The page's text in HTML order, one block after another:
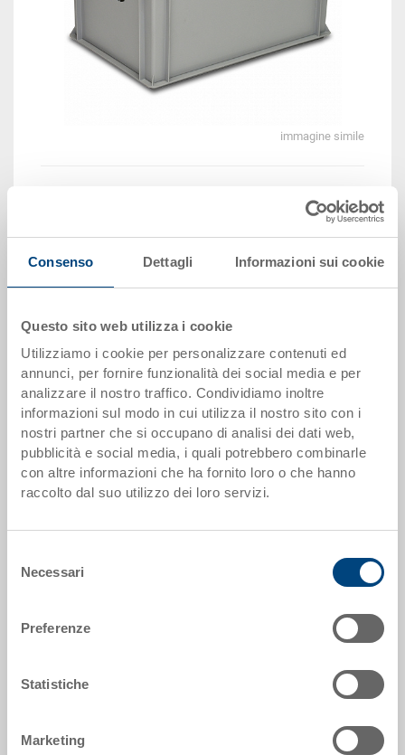
Consenso Dettagli Informazioni sui cookie
Questo sito web utilizza i cookie
Utilizziamo i cookie per personalizzare contenuti ed
annunci, per fornire funzionalità dei social media e per
analizzare il nostro traffico. Condividiamo inoltre
informazioni sul modo in cui utilizza il nostro sito con i
nostri partner che si occupano di analisi dei dati web,
pubblicità e social media, i quali potrebbero combinarle
con altre informazioni che ha fornito loro o che hanno
raccolto dal suo utilizzo dei loro servizi.
delNecessari
Preferenze
Statistiche
Marketing
immagine simile
Disponbilità: gestito a stock
Il prodotto non può essere ordinato online:Richiedi
Dati articolo
Codice
35-202-72.7000
Dimensioni esterne:
600 x 400 x 338 mm
Richiedi offerta
Dati tecnici
La valigia in plastica pregiata offre molte possibilità